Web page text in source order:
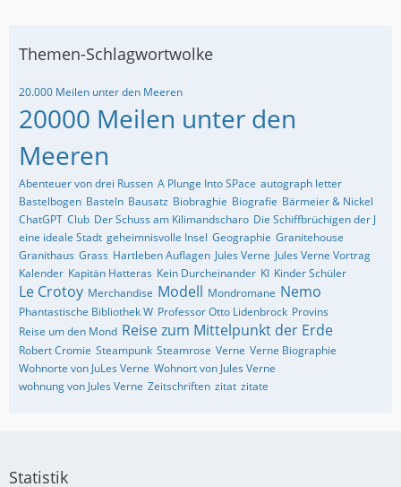
Themen-Schlagwortwolke
20.000 Meilen unter den Meeren
20000 Meilen unter den
Meeren
Abenteuer von drei Russen A Plunge Into SPace autograph letter
Bastelbogen Basteln Bausatz Biobraghie Biografie Bärmeier & Nickel
ChatGPT Club Der Schuss am Kilimandscharo Die Schiffbrüchigen der J
eine ideale Stadt geheimnisvolle Insel Geographie Granitehouse
Granithaus Grass Hartleben Auflagen Jules Verne Jules Verne Vortrag
Kalender Kapitän Hatteras Kein Durcheinander KI Kinder Schüler
Le Crotoy Merchandise Modell Mondromane Nemo
Phantastische Bibliothek W Professor Otto Lidenbrock Provins
Reise um den Mond Reise zum Mittelpunkt der Erde
Robert Cromie Steampunk Steamrose Verne Verne Biographie
Wohnorte von JuLes Verne Wohnort von Jules Verne
wohnung von Jules Verne Zeitschriften zitat zitate
Statistik